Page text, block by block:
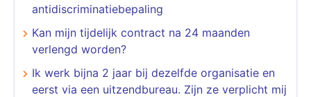
antidiscriminatiebepaling
Kan mijn tijdelijk contract na 24 maanden
verlengd worden?
Ik werk bijna 2 jaar bij dezelfde organisatie en
eerst via een uitzendbureau. Zijn ze verplicht mij